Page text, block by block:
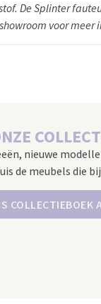
De Splinter
voor meer
nieuwe
de meubels die bij
COLLECTIEBOEK